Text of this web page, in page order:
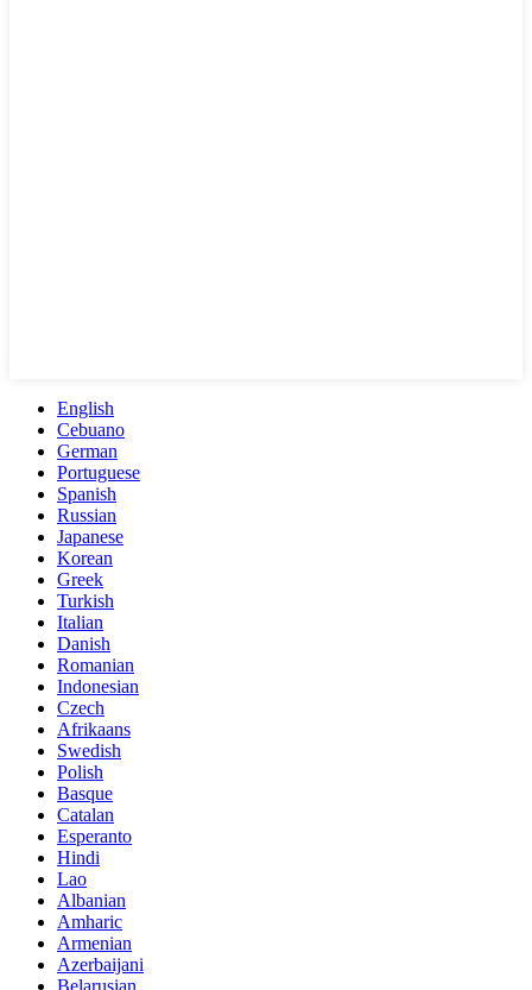
English
Cebuano
German
Portuguese
Spanish
Russian
Japanese
Korean
Greek
Turkish
Italian
Danish
Romanian
Indonesian
Czech
Afrikaans
Swedish
Polish
Basque
Catalan
Esperanto
Hindi
Lao
Albanian
Amharic
Armenian
Azerbaijani